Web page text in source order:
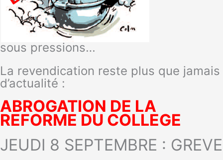
sous pressions…
La revendication reste plus que jamais
d’actualité :
ABROGATION DE LA
REFORME DU COLLEGE
JEUDI 8 SEPTEMBRE : GREVE